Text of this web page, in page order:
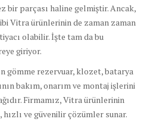
bir parçası haline gelmiştir. Ancak,
Vitra ürünlerinin de zaman zaman
olabilir. İşte tam da bu
giriyor.
gömme rezervuar, klozet, batarya
bakım, onarım ve montaj işlerini
Firmamız, Vitra ürünlerinin
hızlı ve güvenilir çözümler sunar.